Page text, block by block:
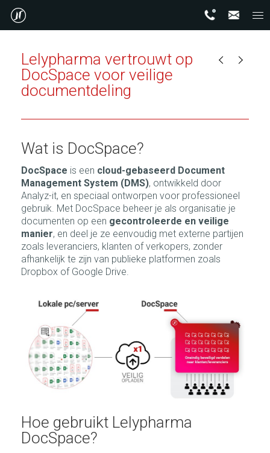
Lelypharma vertrouwt op
DocSpace voor veilige
documentdeling
Wat is DocSpace?
DocSpace is een cloud-gebaseerd Document
Management System (DMS), ontwikkeld door
Analyz-it, en speciaal ontworpen voor professioneel
gebruik. Met DocSpace beheer je als organisatie je
documenten op een gecontroleerde en veilige
manier, en deel je ze eenvoudig met externe partijen
zoals leveranciers, klanten of verkopers, zonder
afhankelijk te zijn van publieke platformen zoals
Dropbox of Google Drive.
Hoe gebruikt Lelypharma
DocSpace?